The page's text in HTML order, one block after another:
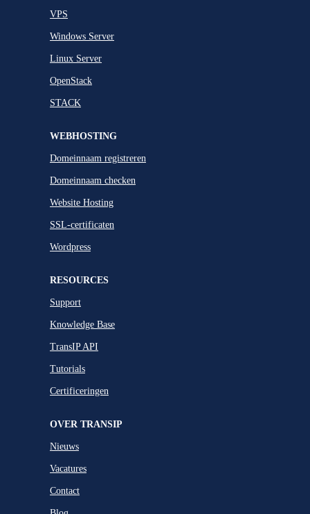
VPS
Windows Server
Linux Server
OpenStack
STACK
WEBHOSTING
Domeinnaam registreren
Domeinnaam checken
Website Hosting
SSL-certificaten
Wordpress
RESOURCES
Support
Knowledge Base
TransIP API
Tutorials
Certificeringen
OVER TRANSIP
Nieuws
Vacatures
Contact